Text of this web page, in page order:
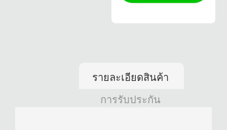
รายละเอียดสินค้า
การรับประกัน